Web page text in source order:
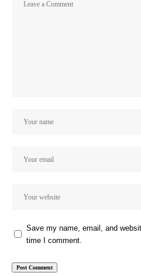
Save my name, email, and
time I comment.